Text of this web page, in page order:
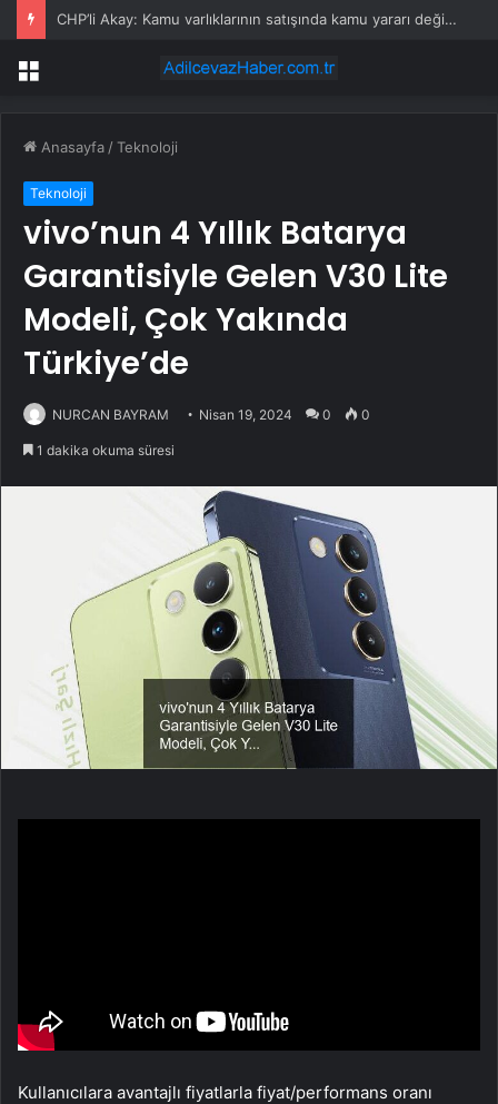
İsrailli kadın askerlerden skandal paylaşım
Menü
Anasayfa /Teknoloji
Teknoloji
vivo’nun 4 Yıllık Batarya
Garantisiyle Gelen V30 Lite
Modeli, Çok Yakında
Türkiye’de
NURCAN BAYRAM Nisan 19, 2024 0 0
1 dakika okuma süresi
Kullanıcılara avantajlı fiyatlarla fiyat/performans oranı